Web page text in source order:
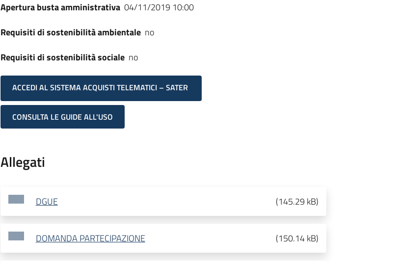
Apertura busta amministrativa 04/11/2019 10:00
Requisiti di sostenibilità ambientale no
Requisiti di sostenibilità sociale no
ACCEDI AL SISTEMA ACQUISTI TELEMATICI – SATER
CONSULTA LE GUIDE ALL'USO
Allegati
DGUE (145.29 kB)
DOMANDA PARTECIPAZIONE (150.14 kB)